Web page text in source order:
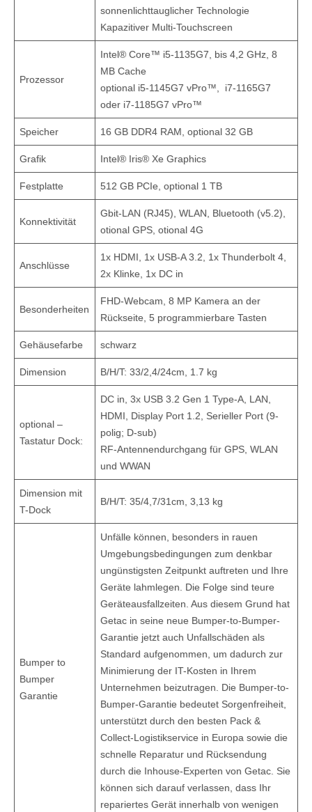
sonnenlichttauglicher Technologie
Kapazitiver Multi-Touchscreen
Prozessor
Intel® Core™ i5-1135G7, bis 4,2 GHz, 8
MB Cache
optional i5-1145G7 vPro™, i7-1165G7
oder i7-1185G7 vPro™
Speicher 16 GB DDR4 RAM, optional 32 GB
Grafik Intel® Iris® Xe Graphics
Festplatte 512 GB PCIe, optional 1 TB
Konnektivität
Gbit-LAN (RJ45), WLAN, Bluetooth (v5.2),
otional GPS, otional 4G
Anschlüsse
1x HDMI, 1x USB-A 3.2, 1x Thunderbolt 4,
2x Klinke, 1x DC in
Besonderheiten
FHD-Webcam, 8 MP Kamera an der
Rückseite, 5 programmierbare Tasten
Gehäusefarbe schwarz
Dimension B/H/T: 33/2,4/24cm, 1.7 kg
optional –
Tastatur Dock:
DC in, 3x USB 3.2 Gen 1 Type-A, LAN,
HDMI, Display Port 1.2, Serieller Port (9-
polig; D-sub)
RF-Antennendurchgang für GPS, WLAN
und WWAN
Dimension mit
T-Dock
B/H/T: 35/4,7/31cm, 3,13 kg
Bumper to
Bumper
Garantie
Unfälle können, besonders in rauen
Umgebungsbedingungen zum denkbar
ungünstigsten Zeitpunkt auftreten und Ihre
Geräte lahmlegen. Die Folge sind teure
Geräteausfallzeiten. Aus diesem Grund hat
Getac in seine neue Bumper-to-Bumper-
Garantie jetzt auch Unfallschäden als
Standard aufgenommen, um dadurch zur
Minimierung der IT-Kosten in Ihrem
Unternehmen beizutragen. Die Bumper-to-
Bumper-Garantie bedeutet Sorgenfreiheit,
unterstützt durch den besten Pack &
Collect-Logistikservice in Europa sowie die
schnelle Reparatur und Rücksendung
durch die Inhouse-Experten von Getac. Sie
können sich darauf verlassen, dass Ihr
repariertes Gerät innerhalb von wenigen